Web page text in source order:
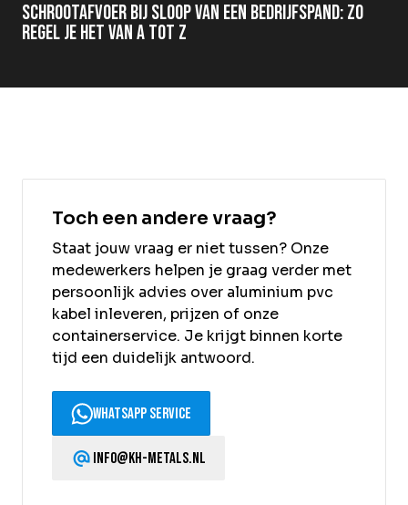
Schrootafvoer bij sloop van een bedrijfspand: zo
regel je het van A tot Z
Toch een andere vraag?
Staat jouw vraag er niet tussen? Onze
medewerkers helpen je graag verder met
persoonlijk advies over aluminium pvc
kabel inleveren, prijzen of onze
containerservice. Je krijgt binnen korte
tijd een duidelijk antwoord.
WhatsApp service
info@kh-metals.nl